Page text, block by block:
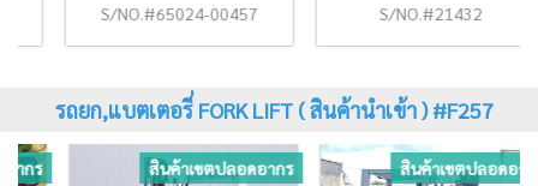
S/NO.#65024-00457
S/NO.#21432
รถยก,แบตเตอรี่ FORK LIFT ( สินค้านำเข้า ) #F257
สินค้าเขตปลอดอากร สินค้าเขตปลอดอากร